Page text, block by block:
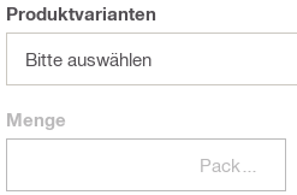
Produktvarianten
Bitte auswählen
Menge